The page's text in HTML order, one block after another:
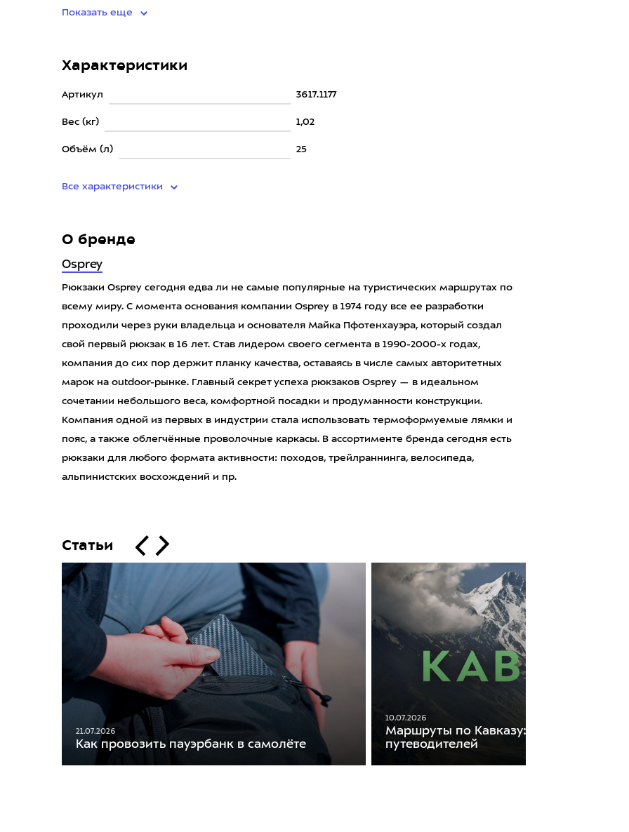
Показать еще
Характеристики
Артикул 3617.1177
Вес (кг) 1,02
Объём (л) 25
Все характеристики
О бренде
Osprey
Рюкзаки Osprey сегодня едва ли не самые популярные на туристических маршрутах по
всему миру. С момента основания компании Osprey в 1974 году все ее разработки
проходили через руки владельца и основателя Майка Пфотенхауэра, который создал
свой первый рюкзак в 16 лет. Став лидером своего сегмента в 1990-2000-х годах,
компания до сих пор держит планку качества, оставаясь в числе самых авторитетных
марок на outdoor-рынке. Главный секрет успеха рюкзаков Osprey — в идеальном
сочетании небольшого веса, комфортной посадки и продуманности конструкции.
Компания одной из первых в индустрии стала использовать термоформуемые лямки и
пояс, а также облегчённые проволочные каркасы. В ассортименте бренда сегодня есть
рюкзаки для любого формата активности: походов, трейлраннинга, велосипеда,
альпинистcких восхождений и пр.
Статьи
21.07.2026
Как провозить пауэрбанк в самолёте
10.07.2026
Маршруты по Кавказу: подборка
путеводителей